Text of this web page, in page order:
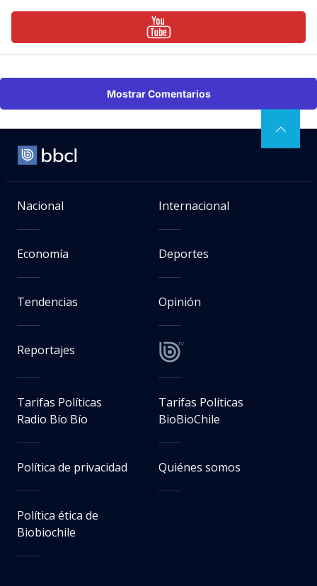
Mostrar Comentarios
Nacional Internacional
Economía Deportes
Tendencias Opinión
Reportajes
Tarifas Políticas
Radio Bío Bío
Tarifas Políticas
BioBioChile
Política de privacidad Quiénes somos
Política ética de
Biobiochile